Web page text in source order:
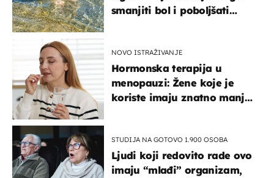
smanjiti bol i poboljšati
NOVO ISTRAŽIVANJE
Hormonska terapija u
menopauzi: Žene koje je
koriste imaju znatno manji
STUDIJA NA GOTOVO 1.900 OSOBA
Ljudi koji redovito rade ovo
imaju “mlađi” organizam,